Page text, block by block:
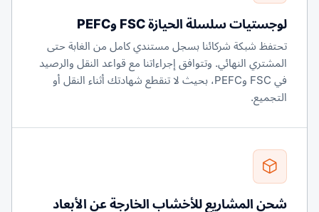
لوجستيات سلسلة الحيازة FSC وPEFC
تحتفظ شبكة شركائنا بسجل مستندي كامل من الغابة حتى
المشتري النهائي. وتتوافق إجراءاتنا مع قواعد النقل والرصيد
في FSC وPEFC، بحيث لا تنقطع شهادتك أثناء النقل أو
التجميع.
شحن المشاريع للأخشاب الخارجة عن الأبعاد